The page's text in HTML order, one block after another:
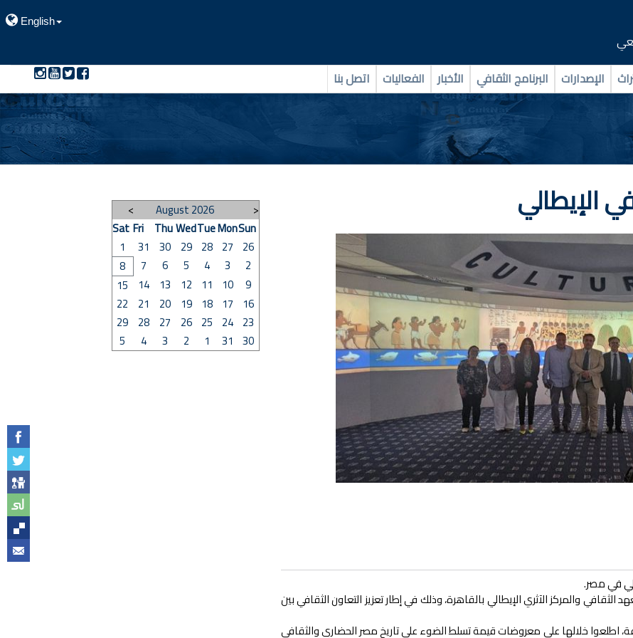
English
الإصدارات البرنامج الثقافي الأخبار الفعاليات اتصل بنا
الإيطالي
في مصر.
والمركز الآثري الإيطالي بالقاهرة، وذلك في إطار تعزيز التعاون الثقافي بين
اطلعوا خلالها على معروضات قيمة تسلط الضوء على تاريخ مصر الحضاري والثقافي
<
August 2026
>
Sun
Mon
Tue
Wed
Thu
Fri
Sat
26
27
28
29
30
31
1
2
3
4
5
6
7
8
9
10
11
12
13
14
15
16
17
18
19
20
21
22
23
24
25
26
27
28
29
30
31
1
2
3
4
5